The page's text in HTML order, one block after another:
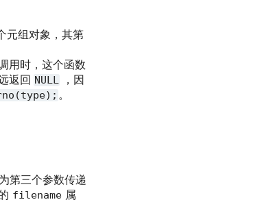
元组对象，其第
用时，这个函数
返回 NULL ，因
。
第三个参数传递
filename 属